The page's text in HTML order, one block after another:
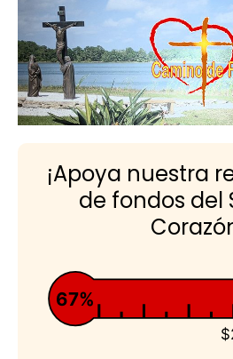
¡Apoya nuestra
de fondos del
67%